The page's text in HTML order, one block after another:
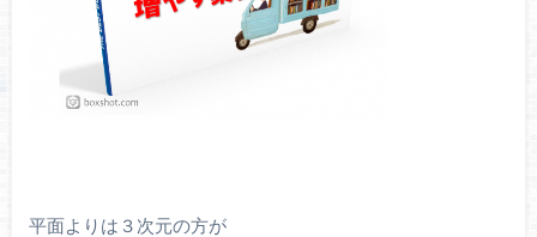
平面よりは３次元の方が